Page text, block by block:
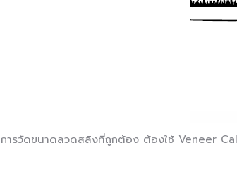
การวัดขนาดลวดสลิงที่ถูกต้อง ต้องใช้ Veneer